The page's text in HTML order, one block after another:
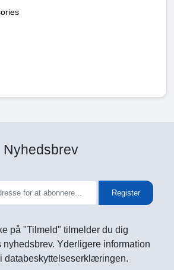
Nyhedsbrev
Register
på "Tilmeld" tilmelder du dig
nyhedsbrev. Yderligere information
databeskyttelseserklæringen.